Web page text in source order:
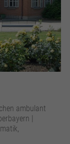
ambulant
|